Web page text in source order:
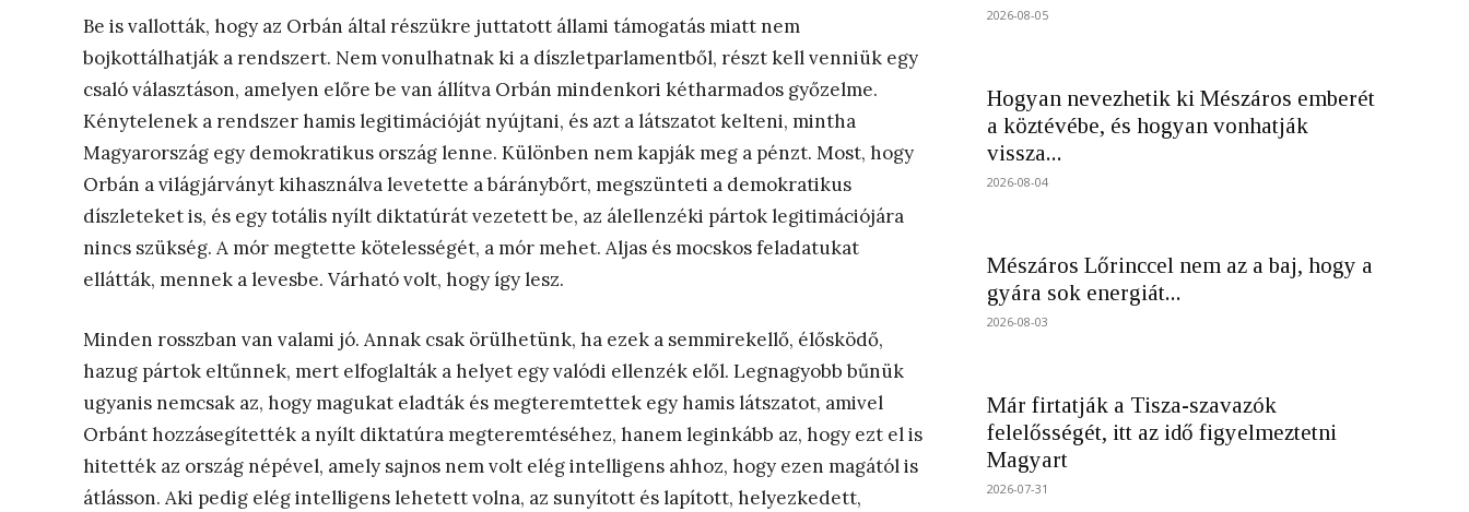
Be is vallották, hogy az Orbán által részükre juttatott állami támogatás miatt nem
bojkottálhatják a rendszert. Nem vonulhatnak ki a díszletparlamentből, részt kell venniük egy
csaló választáson, amelyen előre be van állítva Orbán mindenkori kétharmados győzelme.
Kénytelenek a rendszer hamis legitimációját nyújtani, és azt a látszatot kelteni, mintha
Magyarország egy demokratikus ország lenne. Különben nem kapják meg a pénzt. Most, hogy
Orbán a világjárványt kihasználva levetette a báránybőrt, megszünteti a demokratikus
díszleteket is, és egy totális nyílt diktatúrát vezetett be, az álellenzéki pártok legitimációjára
nincs szükség. A mór megtette kötelességét, a mór mehet. Aljas és mocskos feladatukat
ellátták, mennek a levesbe. Várható volt, hogy így lesz.
Minden rosszban van valami jó. Annak csak örülhetünk, ha ezek a semmirekellő, élősködő,
hazug pártok eltűnnek, mert elfoglalták a helyet egy valódi ellenzék elől. Legnagyobb bűnük
ugyanis nemcsak az, hogy magukat eladták és megteremtettek egy hamis látszatot, amivel
Orbánt hozzásegítették a nyílt diktatúra megteremtéséhez, hanem leginkább az, hogy ezt el is
hitették az ország népével, amely sajnos nem volt elég intelligens ahhoz, hogy ezen magától is
átlásson. Aki pedig elég intelligens lehetett volna, az sunyított és lapított, helyezkedett,
2026-08-05
Hogyan nevezhetik ki Mészáros emberét
a köztévébe, és hogyan vonhatják
vissza...
2026-08-04
Mészáros Lőrinccel nem az a baj, hogy a
gyára sok energiát...
2026-08-03
Már firtatják a Tisza-szavazók
felelősségét, itt az idő figyelmeztetni
Magyart
2026-07-31